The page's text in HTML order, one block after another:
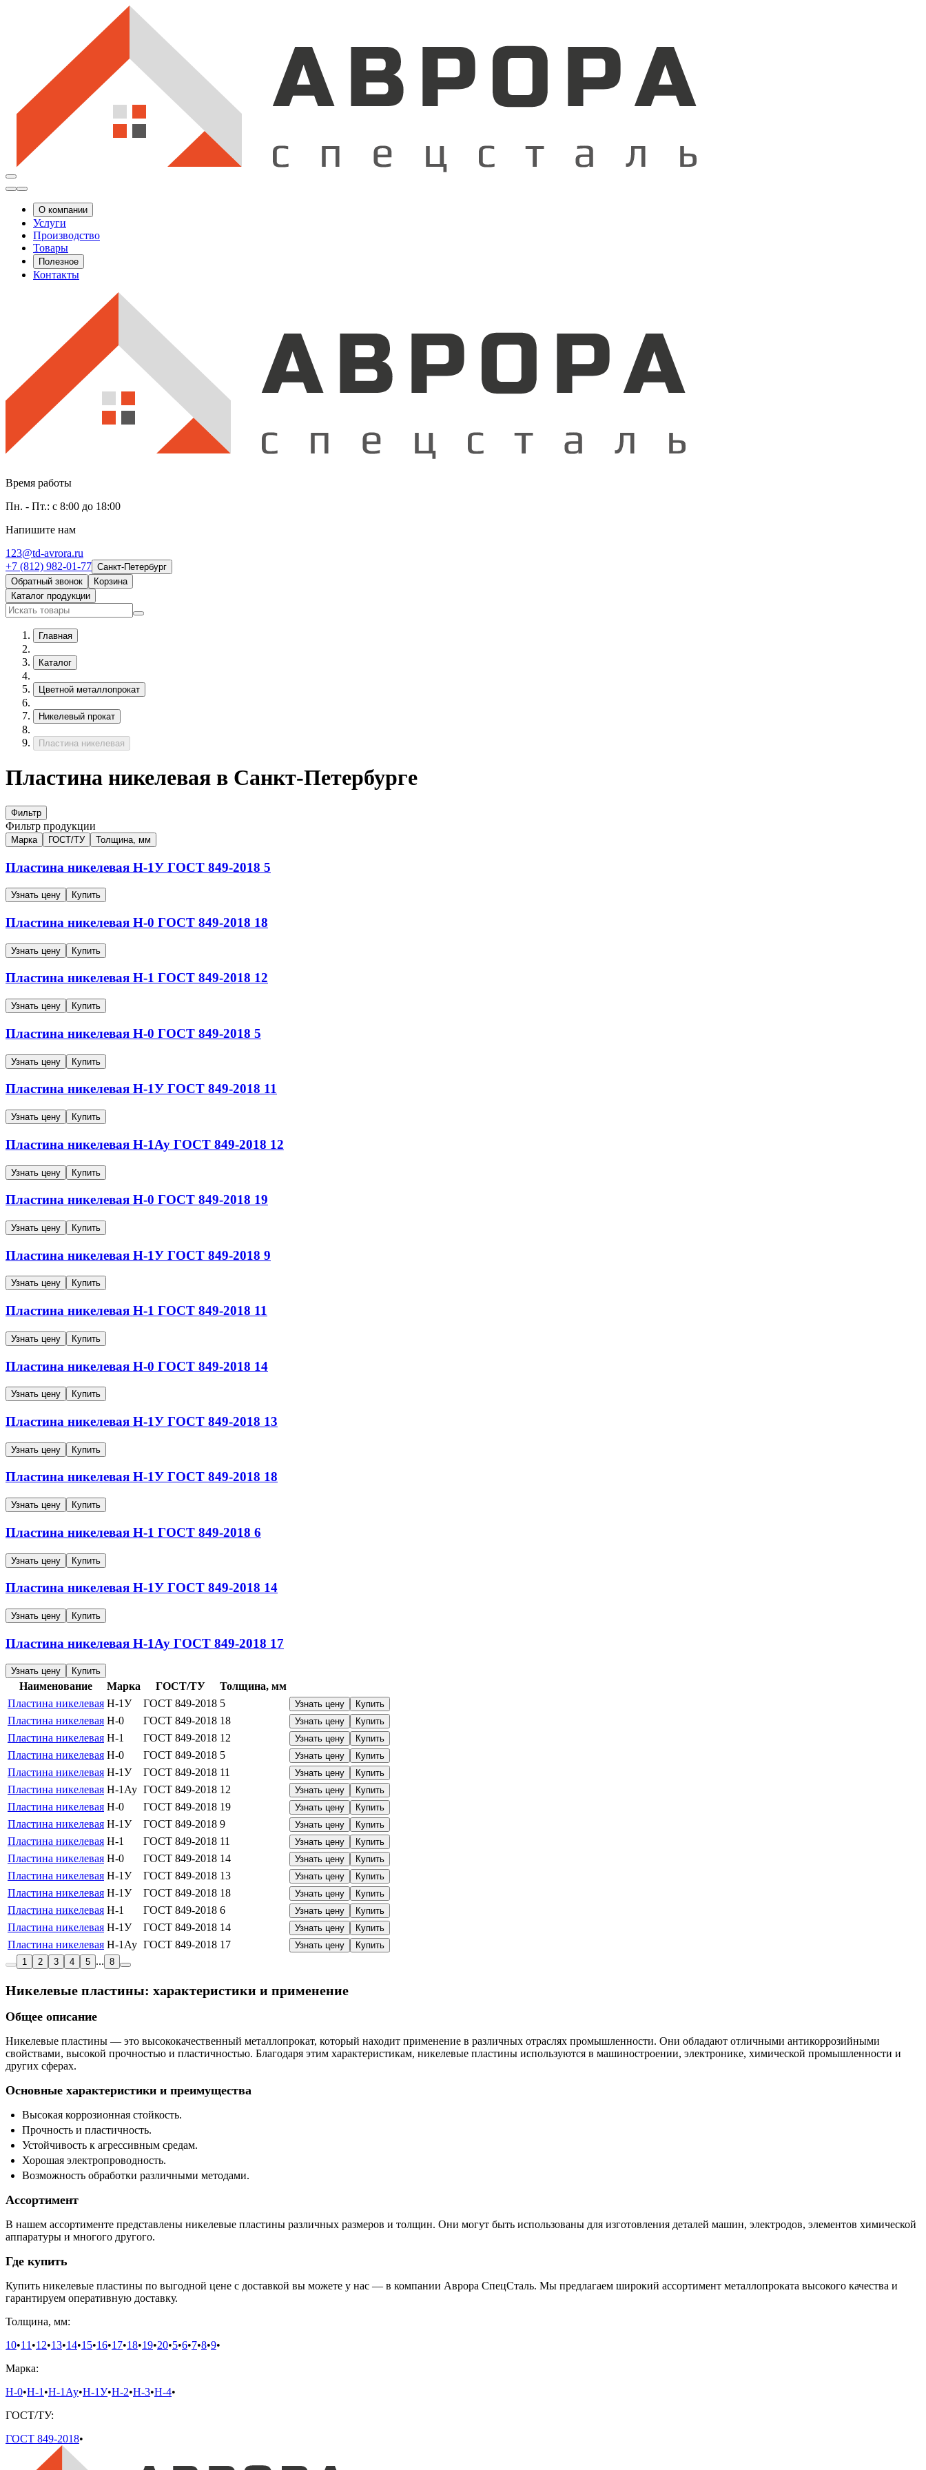
О компании
Услуги
Производство
Товары
Полезное
Контакты
Время работы
Пн. - Пт.: с 8:00 до 18:00
Напишите нам
123@td-avrora.ru
+7 (812) 982-01-77 Санкт-Петербург
Обратный звонок
Корзина
Каталог продукции
Главная
Каталог
Цветной металлопрокат
Никелевый прокат
Пластина никелевая
Пластина никелевая в Санкт-Петербурге
Фильтр
Фильтр продукции
Марка ГОСТ/ТУ Толщина, мм
Пластина никелевая Н-1У ГОСТ 849-2018 5
Узнать цену Купить
Пластина никелевая Н-0 ГОСТ 849-2018 18
Узнать цену Купить
Пластина никелевая Н-1 ГОСТ 849-2018 12
Узнать цену Купить
Пластина никелевая Н-0 ГОСТ 849-2018 5
Узнать цену Купить
Пластина никелевая Н-1У ГОСТ 849-2018 11
Узнать цену Купить
Пластина никелевая Н-1Ау ГОСТ 849-2018 12
Узнать цену Купить
Пластина никелевая Н-0 ГОСТ 849-2018 19
Узнать цену Купить
Пластина никелевая Н-1У ГОСТ 849-2018 9
Узнать цену Купить
Пластина никелевая Н-1 ГОСТ 849-2018 11
Узнать цену Купить
Пластина никелевая Н-0 ГОСТ 849-2018 14
Узнать цену Купить
Пластина никелевая Н-1У ГОСТ 849-2018 13
Узнать цену Купить
Пластина никелевая Н-1У ГОСТ 849-2018 18
Узнать цену Купить
Пластина никелевая Н-1 ГОСТ 849-2018 6
Узнать цену Купить
Пластина никелевая Н-1У ГОСТ 849-2018 14
Узнать цену Купить
Пластина никелевая Н-1Ау ГОСТ 849-2018 17
Узнать цену Купить
Наименование Марка ГОСТ/ТУ
Толщина, мм
Пластина никелевая Н-1У ГОСТ 849-2018 5 Узнать цену Купить
Пластина никелевая Н-0 ГОСТ 849-2018 18 Узнать цену Купить
Пластина никелевая Н-1 ГОСТ 849-2018 12 Узнать цену Купить
Пластина никелевая Н-0 ГОСТ 849-2018 5 Узнать цену Купить
Пластина никелевая Н-1У ГОСТ 849-2018 11 Узнать цену Купить
Пластина никелевая Н-1Ау ГОСТ 849-2018 12 Узнать цену Купить
Пластина никелевая Н-0 ГОСТ 849-2018 19 Узнать цену Купить
Пластина никелевая Н-1У ГОСТ 849-2018 9 Узнать цену Купить
Пластина никелевая Н-1 ГОСТ 849-2018 11 Узнать цену Купить
Пластина никелевая Н-0 ГОСТ 849-2018 14 Узнать цену Купить
Пластина никелевая Н-1У ГОСТ 849-2018 13 Узнать цену Купить
Пластина никелевая Н-1У ГОСТ 849-2018 18 Узнать цену Купить
Пластина никелевая Н-1 ГОСТ 849-2018 6 Узнать цену Купить
Пластина никелевая Н-1У ГОСТ 849-2018 14 Узнать цену Купить
Пластина никелевая Н-1Ау ГОСТ 849-2018 17 Узнать цену
Купить
1
2 3 4 5 ... 8
Никелевые пластины: характеристики и применение
Общее описание
Никелевые пластины — это высококачественный металлопрокат, который находит применение в различных отраслях промышленности. Они обладают отличными антикоррозийными
свойствами, высокой прочностью и пластичностью. Благодаря этим характеристикам, никелевые пластины используются в машиностроении, электронике, химической промышленности и
других сферах.
Основные характеристики и преимущества
Высокая коррозионная стойкость.
Прочность и пластичность.
Устойчивость к агрессивным средам.
Хорошая электропроводность.
Возможность обработки различными методами.
Ассортимент
В нашем ассортименте представлены никелевые пластины различных размеров и толщин. Они могут быть использованы для изготовления деталей машин, электродов, элементов химической
аппаратуры и многого другого.
Где купить
Купить никелевые пластины по выгодной цене с доставкой вы можете у нас — в компании Аврора СпецСталь. Мы предлагаем широкий ассортимент металлопроката высокого качества и
гарантируем оперативную доставку.
Толщина, мм:
10•11•12•13•14•15•16•17•18•19•20•5•6•7•8•9•
Марка:
Н-0•Н-1•Н-1Ау•Н-1У•Н-2•Н-3•Н-4•
ГОСТ/ТУ:
ГОСТ 849-2018•